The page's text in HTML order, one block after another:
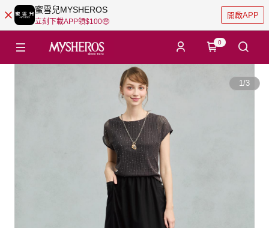
蜜雪兒MYSHEROS
立刻下載APP領$100🤑
開啟APP
0
1/3